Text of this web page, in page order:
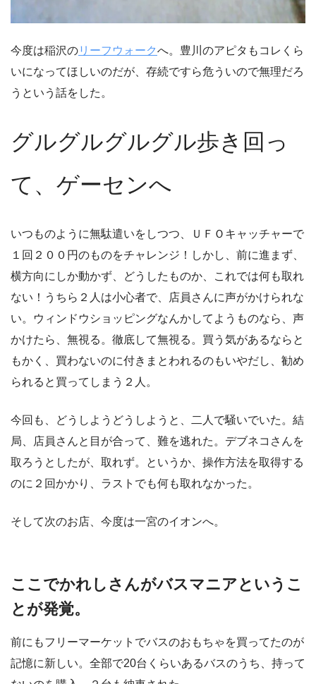
今度は稲沢のリーフウォークへ。豊川のアピタもコレくら
いになってほしいのだが、存続ですら危ういので無理だろ
うという話をした。
グルグルグルグル歩き回っ
て、ゲーセンへ
いつものように無駄遣いをしつつ、ＵＦＯキャッチャーで
１回２００円のものをチャレンジ！しかし、前に進まず、
横方向にしか動かず、どうしたものか、これでは何も取れ
ない！うちら２人は小心者で、店員さんに声がかけられな
い。ウィンドウショッピングなんかしてようものなら、声
かけたら、無視る。徹底して無視る。買う気があるならと
もかく、買わないのに付きまとわれるのもいやだし、勧め
られると買ってしまう２人。
今回も、どうしようどうしようと、二人で騒いでいた。結
局、店員さんと目が合って、難を逃れた。デブネコさんを
取ろうとしたが、取れず。というか、操作方法を取得する
のに２回かかり、ラストでも何も取れなかった。
そして次のお店、今度は一宮のイオンへ。
ここでかれしさんがバスマニアというこ
とが発覚。
前にもフリーマーケットでバスのおもちゃを買ってたのが
記憶に新しい。全部で20台くらいあるバスのうち、持って